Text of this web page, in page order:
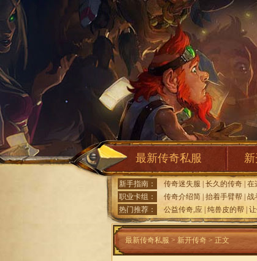
最新传奇私服
新手指南： 传奇迷失服 长久的传奇 在
职业卡组：
传奇介绍简 抬着手臂帮 战
热门推荐：
公益传奇,应 纯兽皮的帮
最新传奇私服 > 新开传奇 > 正文